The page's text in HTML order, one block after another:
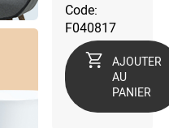
Code:
F040817
AJOUTER
AU
PANIER